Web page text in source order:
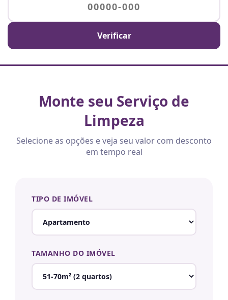
Verificar
Monte seu Serviço de
Limpeza
Selecione as opções e veja seu valor com desconto
em tempo real
TIPO DE IMÓVEL
TAMANHO DO IMÓVEL